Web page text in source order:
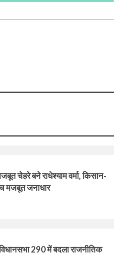
चेहरे बने राधेश्याम वर्मा, किसान-
मजबूत जनाधार
290 में बदला राजनीतिक